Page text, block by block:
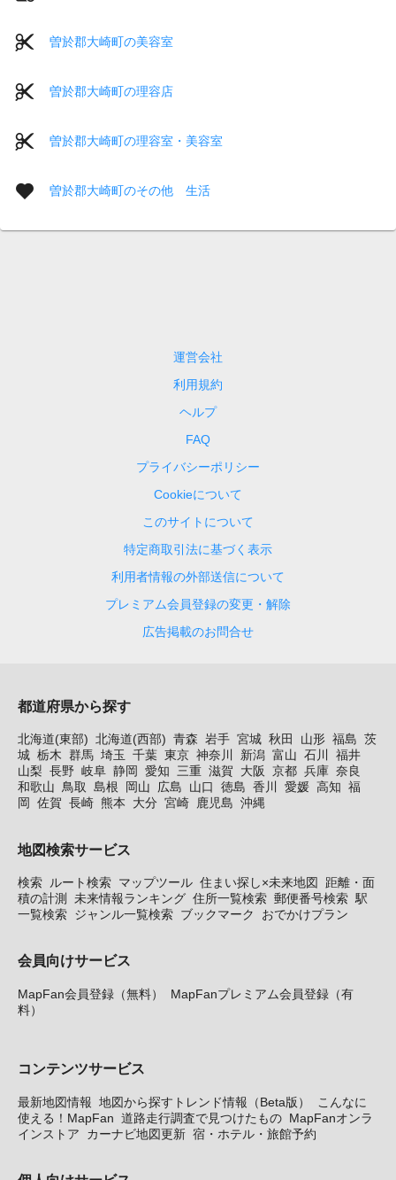
曽於郡大崎町の美容室
曽於郡大崎町の理容店
曽於郡大崎町の理容室・美容室
曽於郡大崎町のその他 生活
運営会社
利用規約
ヘルプ
FAQ
プライバシーポリシー
Cookieについて
このサイトについて
特定商取引法に基づく表示
利用者情報の外部送信について
プレミアム会員登録の変更・解除
広告掲載のお問合せ
都道府県から探す
北海道(東部) 北海道(西部) 青森 岩手 宮城 秋田 山形 福島 茨
城 栃木 群馬 埼玉 千葉 東京 神奈川 新潟 富山 石川
福井
山梨 長野 岐阜 静岡 愛知 三重 滋賀 大阪 京都 兵庫 奈良
和歌山 鳥取 島根 岡山 広島 山口 徳島 香川 愛媛 高知 福
岡
佐賀 長崎 熊本 大分 宮崎 鹿児島 沖縄
地図検索サービス
検索 ルート検索 マップツール 住まい探し×未来地図
距離・面
積の計測
未来情報ランキング 住所一覧検索 郵便番号検索 駅
一覧検索 ジャンル一覧検索 ブックマーク おでかけプラン
会員向けサービス
MapFan会員登録（無料）
MapFanプレミアム会員登録（有
料）
コンテンツサービス
最新地図情報 地図から探すトレンド情報（Beta版）
こんなに
使える！MapFan 道路走行調査で見つけたもの MapFanオンラ
インストア
カーナビ地図更新 宿・ホテル・旅館予約